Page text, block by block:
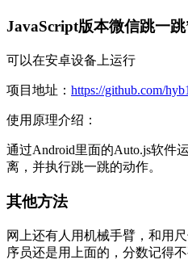
JavaScript版本微信跳一
可以在安卓设备上运行
项目地址： https://github.com/
使用原理介绍：
通过Android里面的Auto.js软件
离，并执行跳一跳的动作。
其他方法
网上还有人用机械手臂，和用
序员还是用上面的，分数记得